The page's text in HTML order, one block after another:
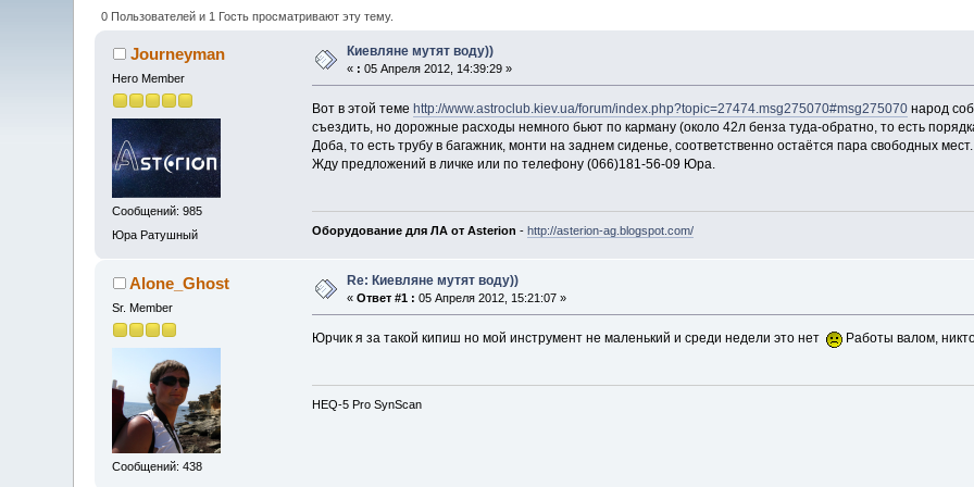
0 Пользователей и 1 Гость просматривают эту тему.
Journeyman
Hero Member
Сообщений: 985
Юра Ратушный
Киевляне мутят воду))
« : 05 Апреля 2012, 14:39:29 »
Вот в этой теме http://www.astroclub.kiev.ua/forum/index.php?topic=27474.msg275070#msg275070народ
съездить, но дорожные расходы немного бьют по карману (около 42л бенза туда-обратно, то есть
Доба, то есть трубу в багажник, монти на заднем сиденье, соответственно остаётся пара свободных
Жду предложений в личке или по телефону (066)181-56-09 Юра.
Оборудование для ЛА от Asterion - http://asterion-ag.blogspot.com/
Alone_Ghost
Sr. Member
Сообщений: 438
Re: Киевляне мутят воду))
«Ответ #1 : 05 Апреля 2012, 15:21:07 »
Юрчик я за такой кипиш но мой инструмент не маленький и среди недели это нет Работы валом,
HEQ-5 Pro SynScan